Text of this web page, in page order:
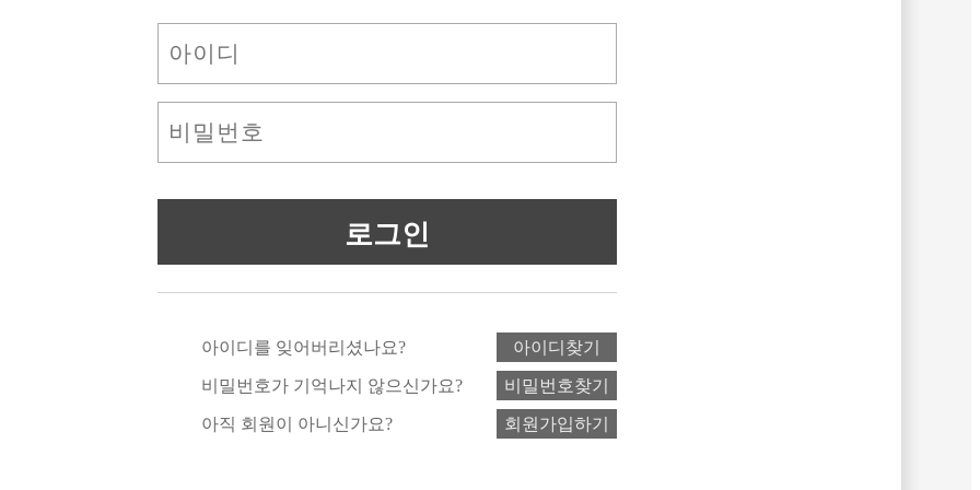
아이디찾기
아이디를 잊어버리셨나요?
비밀번호찾기
비밀번호가 기억나지 않으신가요?
회원가입하기
아직 회원이 아니신가요?